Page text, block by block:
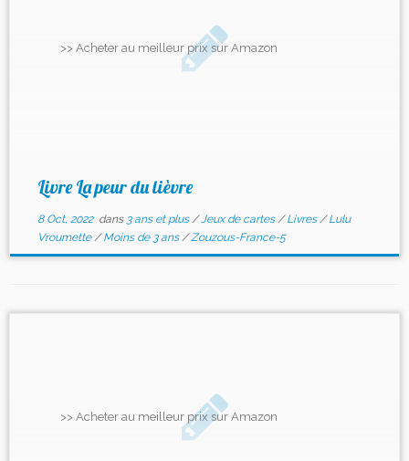
>> Acheter au meilleur prix sur Amazon
Livre La peur du lièvre
8 Oct, 2022dans 3 ans et plus/Jeux de cartes/Livres/Lulu
Vroumette/Moins de 3 ans/Zouzous-France-5
>> Acheter au meilleur prix sur Amazon